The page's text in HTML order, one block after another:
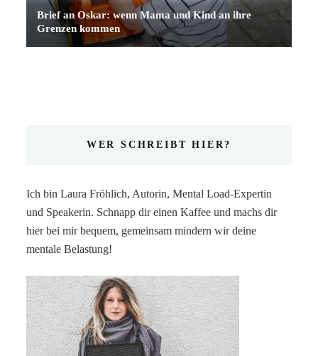
Brief an Oskar: wenn Mama und Kind an ihre
Grenzen kommen
WER SCHREIBT HIER?
Ich bin Laura Fröhlich, Autorin, Mental Load-Expertin
und Speakerin. Schnapp dir einen Kaffee und machs dir
hier bei mir bequem, gemeinsam mindern wir deine
mentale Belastung!